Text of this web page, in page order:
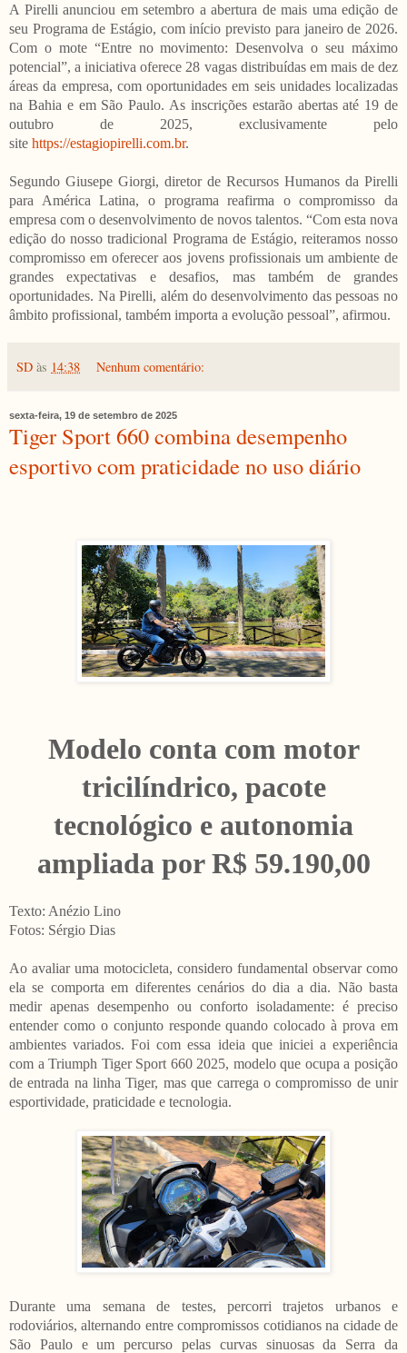
A Pirelli anunciou em setembro a abertura de mais uma edição de
seu Programa de Estágio, com início previsto para janeiro de 2026.
Com o mote “Entre no movimento: Desenvolva o seu máximo
potencial”, a iniciativa oferece 28 vagas distribuídas em mais de dez
áreas da empresa, com oportunidades em seis unidades localizadas
na Bahia e em São Paulo. As inscrições estarão abertas até 19 de
outubro de 2025, exclusivamente pelo
site https://estagiopirelli.com.br.
Segundo Giusepe Giorgi, diretor de Recursos Humanos da Pirelli
para América Latina, o programa reafirma o compromisso da
empresa com o desenvolvimento de novos talentos. “Com esta nova
edição do nosso tradicional Programa de Estágio, reiteramos nosso
compromisso em oferecer aos jovens profissionais um ambiente de
grandes expectativas e desafios, mas também de grandes
oportunidades. Na Pirelli, além do desenvolvimento das pessoas no
âmbito profissional, também importa a evolução pessoal”, afirmou.
SD às 14:38 Nenhum comentário:
sexta-feira, 19 de setembro de 2025
Tiger Sport 660 combina desempenho
esportivo com praticidade no uso diário
Modelo conta com motor
tricilíndrico, pacote
tecnológico e autonomia
ampliada por R$ 59.190,00
Texto: Anézio Lino
Fotos: Sérgio Dias
Ao avaliar uma motocicleta, considero fundamental observar como
ela se comporta em diferentes cenários do dia a dia. Não basta
medir apenas desempenho ou conforto isoladamente: é preciso
entender como o conjunto responde quando colocado à prova em
ambientes variados. Foi com essa ideia que iniciei a experiência
com a Triumph Tiger Sport 660 2025, modelo que ocupa a posição
de entrada na linha Tiger, mas que carrega o compromisso de unir
esportividade, praticidade e tecnologia.
Durante uma semana de testes, percorri trajetos urbanos e
rodoviários, alternando entre compromissos cotidianos na cidade de
São Paulo e um percurso pelas curvas sinuosas da Serra da